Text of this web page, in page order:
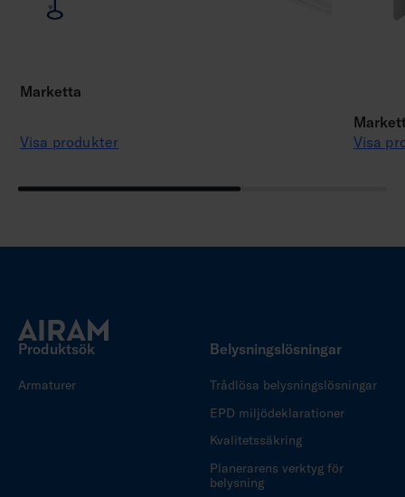
Marketta
Visa produkter
Visa
Produktsök
Armaturer
Belysningslösningar
Trådlösa belysningslösningar
EPD miljödeklarationer
Kvalitetssäkring
Planerarens verktyg för
belysning